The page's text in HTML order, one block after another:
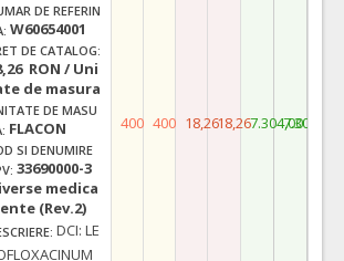
DE REFERIN
W60654001
DE CATALOG:
RON / Uni
de masura
DE MASU
FLACON
SI DENUMIRE
33690000-3
medica
(Rev.2)
DCI: LE
400 400 18,2618,267.304,007.304,00